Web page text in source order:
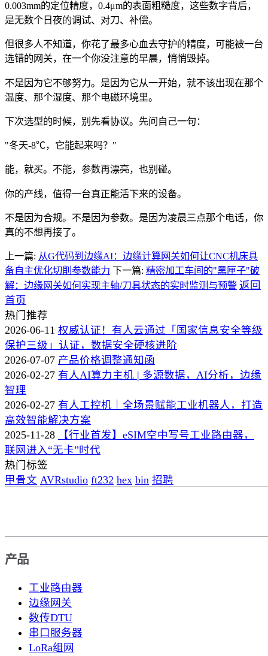
0.003mm的定位精度，0.4μm的表面粗糙度，这些数字背后，
是无数个日夜的调试、对刀、补偿。
但很多人不知道，你花了最多心血去守护的精度，可能被一台
选错的网关，在一个你没注意的早晨，悄悄毁掉。
不是因为它不够努力。是因为它从一开始，就不该出现在那个
温度、那个湿度、那个电磁环境里。
下次选型的时候，别先看协议。先问自己一句：
"冬天-8℃，它能起来吗？"
能，就买。不能，参数再漂亮，也别碰。
你的产线，值得一台真正能活下来的设备。
不是因为合规。不是因为参数。是因为凌晨三点那个电话，你
真的不想再接了。
上一篇: 从G代码到边缘AI：边缘计算网关如何让CNC机床具
备自主优化切削参数能力 下一篇: 精密加工车间的"黑匣子"破
解：边缘网关如何实现主轴/刀具状态的实时监测与预警 返回
首页
热门推荐
2026-06-11 权威认证！有人云通过「国家信息安全等级
保护三级」认证，数据安全硬核进阶
2026-07-07 产品价格调整通知函
2026-02-27 有人AI算力主机 | 多源数据，AI分析，边缘
智理
2026-02-27 有人工控机｜全场景赋能工业机器人，打造
高效智能解决方案
2025-11-28
【行业首发】eSIM空中写号工业路由器，
联网进入“无卡”时代
热门标签
甲骨文 AVRstudio ft232 hex bin 招聘
产品
工业路由器
边缘网关
数传DTU
串口服务器
LoRa组网